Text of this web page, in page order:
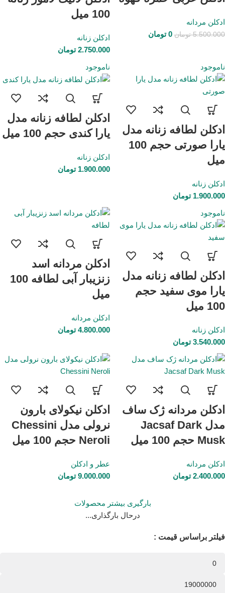
فیلتر براساس قیمت :
ادکلن مردانه
5.500.000 تومان 0 تومان
100 میل
ادکلن زنانه
2.750.000 تومان
ناموجود
ادکلن لطافه زنانه مدل
یارا صورتی حجم 100
میل
ادکلن زنانه
1.900.000 تومان
ناموجود
ادکلن لطافه زنانه مدل
یارا کندی حجم 100 میل
ادکلن زنانه
1.900.000 تومان
ناموجود
ادکلن لطافه زنانه مدل
یارا موی سفید حجم
100 میل
ادکلن زنانه
3.540.000 تومان
ادکلن مردانه اسد
زنزیبار آبی لطافه 100
میل
ادکلن مردانه
4.800.000 تومان
ادکلن مردانه ژک ساف
مدل Jacsaf Dark
Musk حجم 100 میل
ادکلن مردانه
2.400.000 تومان
ادکلن نیکولای بارون
نرولی مدل Chessini
Neroli حجم 100 میل
عطر و ادکلن
9.000.000 تومان
بارگیری بیشتر محصولات
درحال بارگذاری...